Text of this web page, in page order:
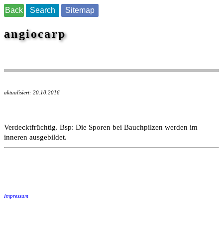
Back Search Sitemap
angiocarp
aktualisiert: 20.10.2016
Verdecktfrüchtig. Bsp: Die Sporen bei Bauchpilzen werden im
inneren ausgebildet.
Impressum